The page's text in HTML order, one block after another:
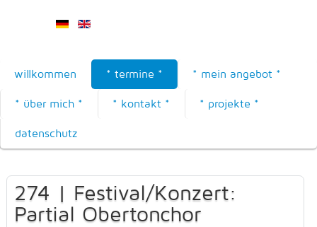
willkommen * termine * * mein angebot *
* über mich * * kontakt * * projekte *
datenschutz
274 | Festival/Konzert:
Partial Obertonchor